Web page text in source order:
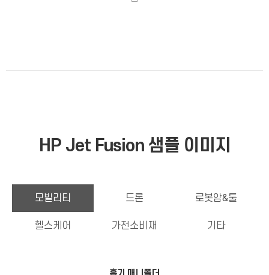
HP Jet Fusion 샘플 이미지
모빌리티 드론 로봇암&툴
헬스케어 가전소비재 기타